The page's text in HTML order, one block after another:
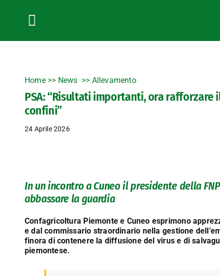
Toggle
Navigation
Home>> News Allevamento
PSA: “Risultati importanti, ora
confini”
24 Aprile 2026
In un incontro a Cuneo il presidente della
abbassare la guardia
Confagricoltura Piemonte e Cuneo esprimono
e dal commissario straordinario nella gestione
finora di contenere la diffusione del virus e di
piemontese.